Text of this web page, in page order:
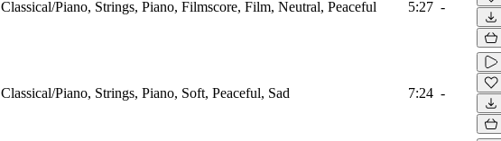
Classical/Piano, Strings, Piano, Filmscore, Film, Neutral, Peaceful 5:27 -
Classical/Piano, Strings, Piano, Soft, Peaceful, Sad 7:24 -